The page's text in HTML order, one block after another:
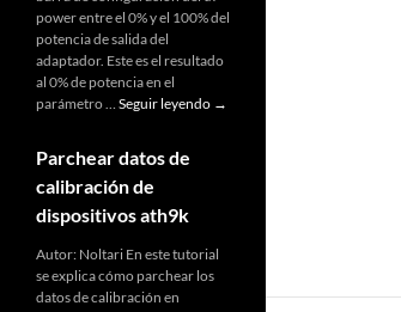
power entre el 0% y el 100% del
potencia de salida del
adaptador. Este es el resultado
al 0% de potencia en el
parámetro … Seguir leyendo Test
→
Parchear datos de
calibración de
dispositivos ath9k
Autor: Noltari En este tutorial
se explica cómo parchear los
datos de calibración en